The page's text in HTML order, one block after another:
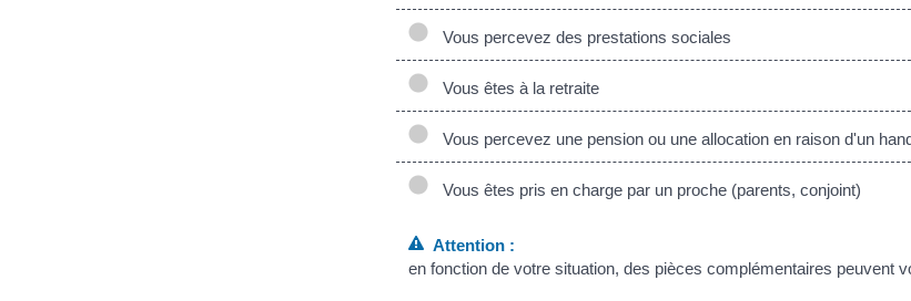
Vous percevez des prestations sociales
Vous êtes à la retraite
Vous percevez une pension ou une allocation en raison d'un
Vous êtes pris en charge par un proche (parents, conjoint)
Attention :
en fonction de votre situation, des pièces complémentaires peuvent